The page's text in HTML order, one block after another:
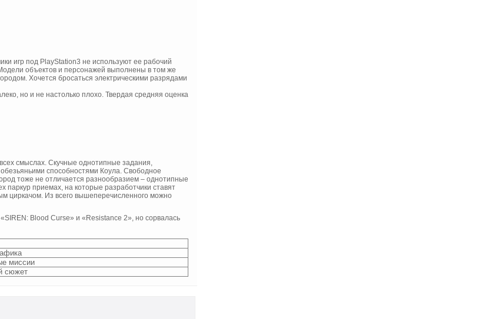
игр под PlayStation3 не используют ее рабочий
объектов и персонажей выполнены в том же
Хочется бросаться электрическими разрядами
но и не настолько плохо. Твердая средняя оценка
смыслах. Скучные однотипные задания,
способностями Коула. Свободное
тоже не отличается разнообразием – однотипные
паркур приемах, на которые разработчики ставят
циркачом. Из всего вышеперечисленного можно
Blood Curse» и «Resistance 2», но сорвалась
миссии
сюжет